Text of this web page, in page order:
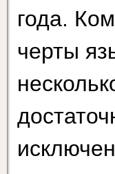
года.
черты